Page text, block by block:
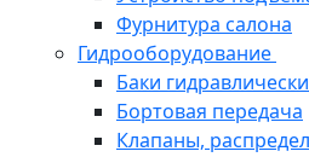
Фурнитура салона
Гидрооборудование
Баки
Бортовая передача
Клапаны,